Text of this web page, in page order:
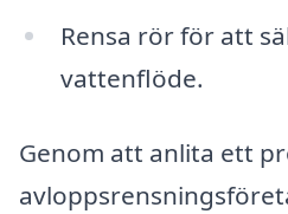
Rensa rör för att
vattenflöde.
Genom att anlita ett